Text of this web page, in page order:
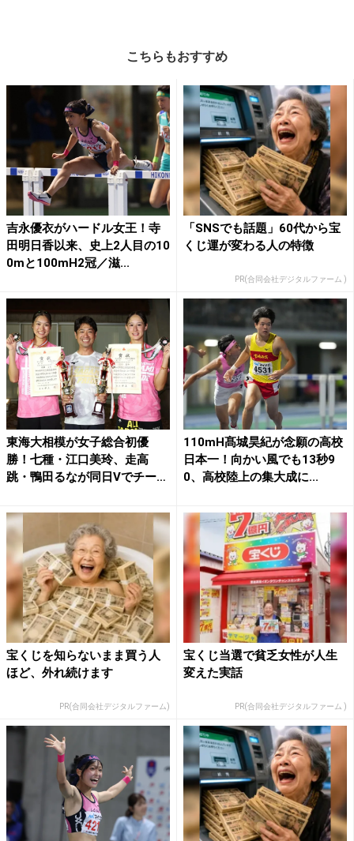
こちらもおすすめ
吉永優衣がハードル女王！寺
田明日香以来、史上2人目の10
0mと100mH2冠／滋...
「SNSでも話題」60代から宝
くじ運が変わる人の特徴
PR(合同会社デジタルファーム )
東海大相模が女子総合初優
勝！七種・江口美玲、走高
跳・鴨田るなが同日Vでチーム
110mH髙城昊紀が念願の高校
日本一！向かい風でも13秒9
0、高校陸上の集大成に...
宝くじを知らないまま買う人
ほど、外れ続けます
PR(合同会社デジタルファーム)
宝くじ当選で貧乏女性が人生
変えた実話
PR(合同会社デジタルファーム )